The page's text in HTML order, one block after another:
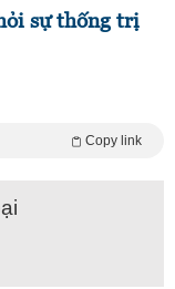
sự thống trị
Copy link